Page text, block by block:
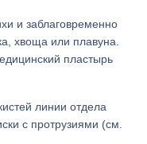
и заблаговременно
хвоща или плавуна.
пластырь
линии отдела
с протрузиями (см.